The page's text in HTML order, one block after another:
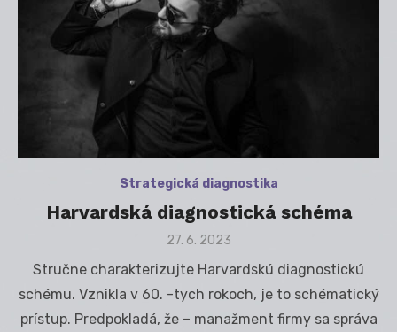
Strategická diagnostika
Harvardská diagnostická schéma
Posted
27. 6. 2023
Stručne charakterizujte Harvardskú diagnostickú
schému. Vznikla v 60. -tych rokoch, je to schématický
prístup. Predpokladá, že – manažment firmy sa správa